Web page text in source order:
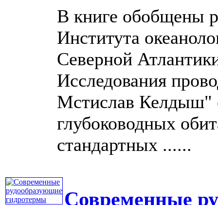
В книге обобщены
Института
Северной
Исследования
Мстислав Келдыш"
глубоководных
стандартных ......
Современные